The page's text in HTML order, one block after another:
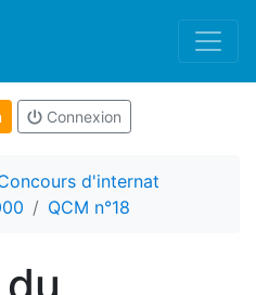
Connexion
d'internat
QCM n°18